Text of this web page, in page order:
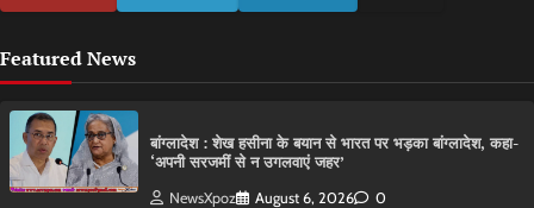
Featured News
बांग्लादेश : शेख हसीना के बयान से भारत पर भड़का बांग्लादेश, कहा-
‘अपनी सरजमीं से न उगलवाएं जहर’
NewsXpoz August 6, 2026 0